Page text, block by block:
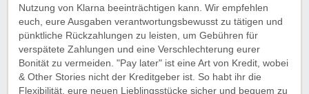
Nutzung von Klarna beeinträchtigen kann. Wir empfehlen
euch, eure Ausgaben verantwortungsbewusst zu tätigen und
pünktliche Rückzahlungen zu leisten, um Gebühren für
verspätete Zahlungen und eine Verschlechterung eurer
Bonität zu vermeiden. "Pay later" ist eine Art von Kredit, wobei
& Other Stories nicht der Kreditgeber ist. So habt ihr die
Flexibilität, eure neuen Lieblingsstücke sicher und bequem zu